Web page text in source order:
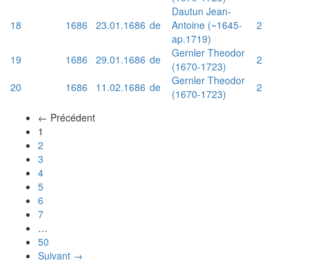
18 1686 23.01.1686 de
Dautun Jean-
Antoine (~1645-
ap.1719)
2
19 1686 29.01.1686 de
Gernler Theodor
(1670-1723)
2
20
1686 11.02.1686 de
Gernler Theodor
(1670-1723)
2
← Précédent
1
2
3
4
5
6
7
…
50
Suivant →